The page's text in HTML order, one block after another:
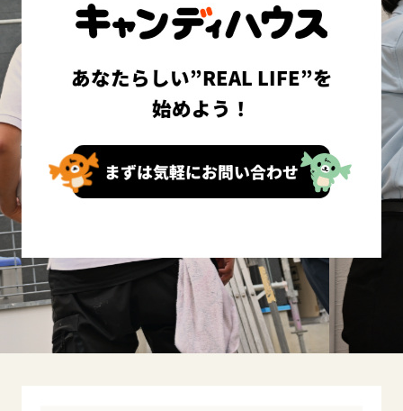
あなたらしい”REAL LIFE”を
始めよう！
まずは気軽にお問い合わせ